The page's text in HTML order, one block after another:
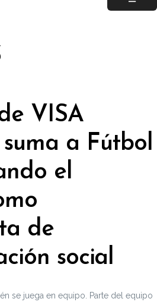
VISA
suma a Fútbol
el
de
social
se juega en equipo. Parte del equipo